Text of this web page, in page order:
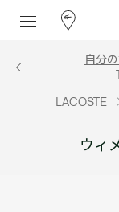
自分
LACOSTE
ウィ